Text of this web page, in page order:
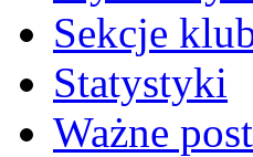
Sekcje
Statystyki
Ważne